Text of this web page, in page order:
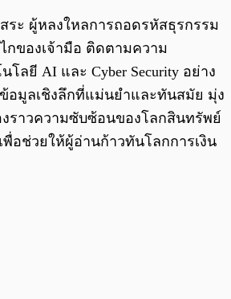
ระ ผู้หลงใหลการถอดรหัสธุรกรรม
กของเจ้ามือ ติดตามความ
โลยี AI และ Cyber Security อย่าง
อมูลเชิงลึกที่แม่นยำและทันสมัย มุ่ง
งราวความซับซ้อนของโลกสินทรัพย์
พื่อช่วยให้ผู้อ่านก้าวทันโลกการเงิน